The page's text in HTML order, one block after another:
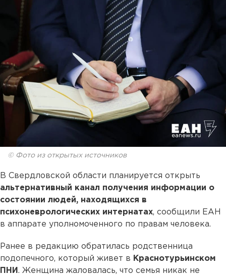
© Фото из открытых источников
В Свердловской области планируется открыть
альтернативный канал получения информации о
состоянии людей, находящихся в
психоневрологических интернатах, сообщили ЕАН
в аппарате уполномоченного по правам человека.
Ранее в редакцию обратилась родственница
подопечного, который живет в Краснотурьинском
ПНИ . Женщина жаловалась, что семья никак не